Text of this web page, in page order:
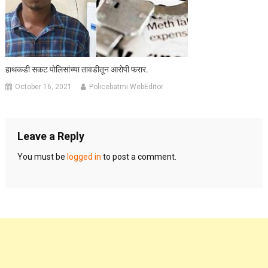
हाथकडी सकट पोलिसांच्या तावडीतून आरोपी फरार.
October 16, 2021 Policebatmi WebEditor
Leave a Reply
You must be logged in to post a comment.